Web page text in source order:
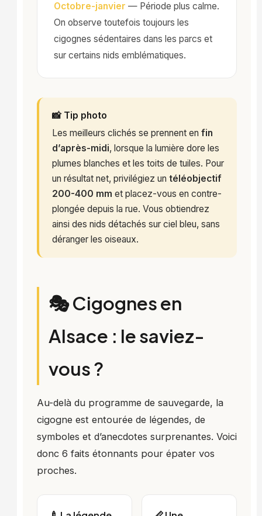
Octobre-janvier — Période plus calme.
On observe toutefois toujours les
cigognes sédentaires dans les parcs et
sur certains nids emblématiques.
📸 Tip photo
Les meilleurs clichés se prennent en fin
d’après-midi, lorsque la lumière dore les
plumes blanches et les toits de tuiles. Pour
un résultat net, privilégiez un téléobjectif
200-400 mm et placez-vous en contre-
plongée depuis la rue. Vous obtiendrez
ainsi des nids détachés sur ciel bleu, sans
déranger les oiseaux.
🎭 Cigognes en
Alsace : le saviez-
vous ?
Au-delà du programme de sauvegarde, la
cigogne est entourée de légendes, de
symboles et d’anecdotes surprenantes. Voici
donc 6 faits étonnants pour épater vos
proches.